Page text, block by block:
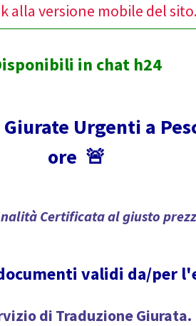
alla versione mobile del
in chat h24
Urgenti a
ore 🚨
Certificata al giusto
validi da/per
di Traduzione Giurata.